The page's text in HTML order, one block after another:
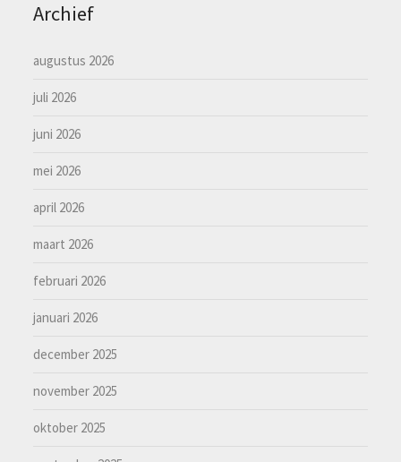
Archief
augustus 2026
juli 2026
juni 2026
mei 2026
april 2026
maart 2026
februari 2026
januari 2026
december 2025
november 2025
oktober 2025